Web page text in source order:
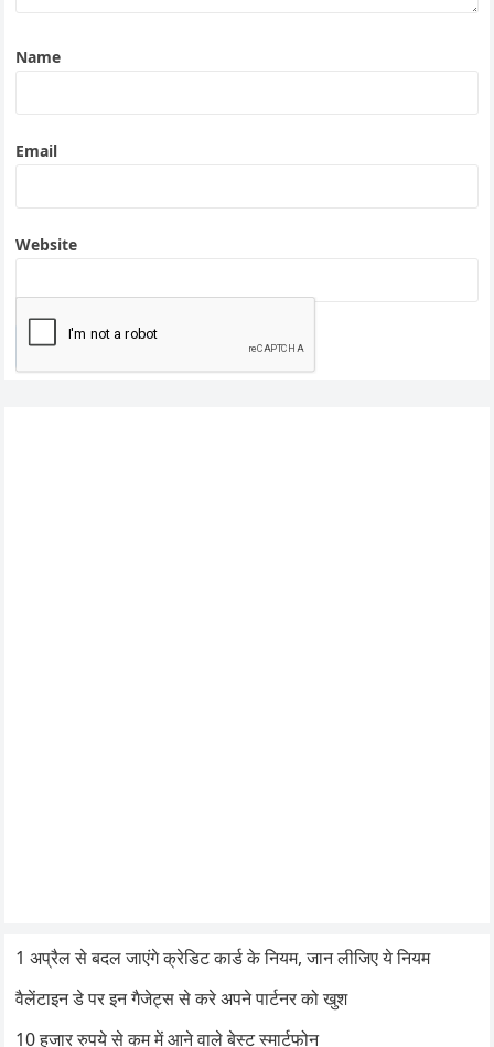
Name
Email
Website
1 अप्रैल से बदल जाएंगे क्रेडिट कार्ड के नियम, जान लीजिए ये नियम
वैलेंटाइन डे पर इन गैजेट्स से करे अपने पार्टनर को खुश
10 हजार रुपये से कम में आने वाले बेस्ट स्मार्टफोन